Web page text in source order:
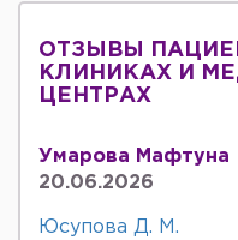
ОТЗЫВЫ
КЛИНИКАХ И
ЦЕНТРАХ
Умарова Мафтуна
20.06.2026
Юсупова Д. М.